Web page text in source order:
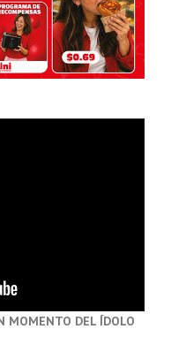
MOMENTO DEL ÍDOLO